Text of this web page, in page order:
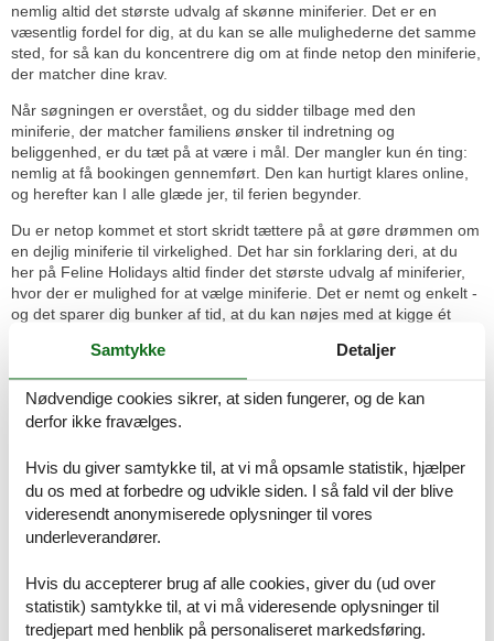
nemlig altid det største udvalg af skønne miniferier. Det er en
væsentlig fordel for dig, at du kan se alle mulighederne det samme
sted, for så kan du koncentrere dig om at finde netop den miniferie,
der matcher dine krav.
Når søgningen er overstået, og du sidder tilbage med den
miniferie, der matcher familiens ønsker til indretning og
beliggenhed, er du tæt på at være i mål. Der mangler kun én ting:
nemlig at få bookingen gennemført. Den kan hurtigt klares online,
og herefter kan I alle glæde jer, til ferien begynder.
Du er netop kommet et stort skridt tættere på at gøre drømmen om
en dejlig miniferie til virkelighed. Det har sin forklaring deri, at du
her på Feline Holidays altid finder det største udvalg af miniferier,
hvor der er mulighed for at vælge miniferie. Det er nemt og enkelt -
og det sparer dig bunker af tid, at du kan nøjes med at kigge ét
overnatninger. På den måde vil du nemlig få mange flere miniferier
at vælge mellem, end hvis du søger på 2 overnatninger. I de fleste
tilfælde vil du desuden opdage, at den ekstra overnatning ikke
Få det bedste ud af ferien, når I vælger en miniferie til 12 personer.
Her er der plads til at I kan samles omkring morgenmaden, inden
dagens oplevelser. Det er en rigtig fin løsning at deles om en
at alle ferieønsker bliver hørt og opfyldt. Samtidig får du bedre
mulighed for at vælge en miniferie med pool, når vi er oppe i denne
størrelse.
Samtykke Detaljer
Nødvendige cookies sikrer, at siden fungerer, og de kan
derfor ikke fravælges.
Hvis du giver samtykke til, at vi må opsamle statistik, hjælper
du os med at forbedre og udvikle siden. I så fald vil der blive
videresendt anonymiserede oplysninger til vores
underleverandører.
Hvis du accepterer brug af alle cookies, giver du (ud over
statistik) samtykke til, at vi må videresende oplysninger til
tredjepart med henblik på personaliseret markedsføring.